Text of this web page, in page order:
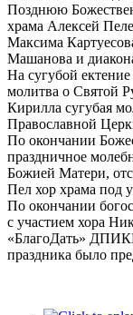
Позднюю
храма Алексей
Максима
Машанова и
На сугубой
молитва о Святой
Кирилла сугубая
Православной
По окончании
праздничное
Божией Матери,
Пел хор храма под
По окончании
с участием хора
«БлагоДать»
праздника было